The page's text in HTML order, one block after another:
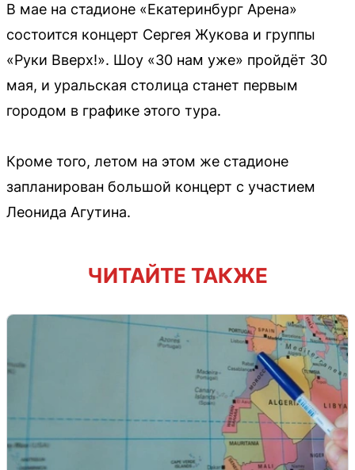
В мае на стадионе «Екатеринбург Арена»
состоится концерт Сергея Жукова и группы
«Руки Вверх!». Шоу «30 нам уже» пройдёт 30
мая, и уральская столица станет первым
городом в графике этого тура.
Кроме того, летом на этом же стадионе
запланирован большой концерт с участием
Леонида Агутина.
ЧИТАЙТЕ ТАКЖЕ